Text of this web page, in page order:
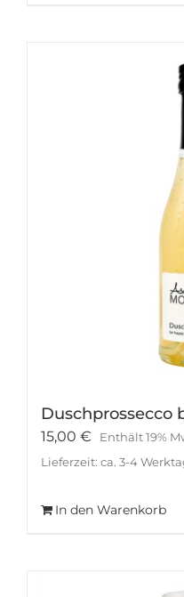
Duschprossecco
15,00 € Enthält 19%
Lieferzeit: ca. 3-4
In den Warenkorb